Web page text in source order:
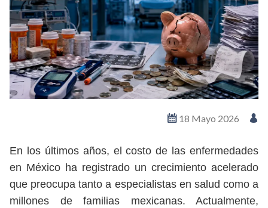
18 Mayo 2026
En los últimos años, el costo de las enfermedades
en México ha registrado un crecimiento acelerado
que preocupa tanto a especialistas en salud como a
millones de familias mexicanas. Actualmente,